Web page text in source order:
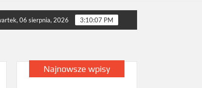
Jak sprawdzić opinie firmy
06 sierpnia, 2026 3:10:08 PM
Najnowsze wpisy